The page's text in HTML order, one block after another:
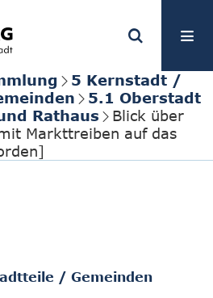
5 Kernstadt /
5.1 Oberstadt
Rathaus
Blick über
Markttreiben auf das
/ Gemeinden